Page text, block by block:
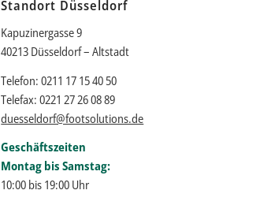
Standort Düsseldorf
Kapuzinergasse 9
40213 Düsseldorf – Altstadt
Telefon: 0211 17 15 40 50
Telefax: 0221 27 26 08 89
duesseldorf@footsolutions.de
Geschäftszeiten
Montag bis Samstag:
10:00 bis 19:00 Uhr